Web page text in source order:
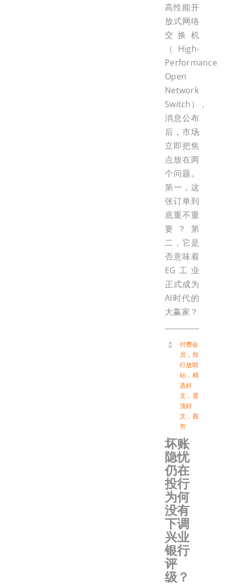
高性能开
放式网络
交换机
（High-
Performance
Open
Network
Switch），
消息公布
后，市场
立即把焦
点放在两
个问题。
第一，这
张订单到
底重不重
要？第
二，它是
否意味着
EG工业
正式成为
AI时代的
大赢家？
付费会
员 ， 投
行放哨
站 ， 精
选好
文 ， 置
顶好
文 ， 股
市
坏账
隐忧
仍在
投行
为何
没有
下调
兴业
银行
评
级？